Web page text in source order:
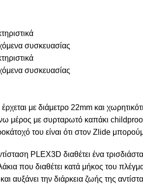
συσκευασίας
συσκευασίας
με διάμετρο 22mm και
μέρος με συρταρωτό καπάκι
του είναι ότι στον Zlide
PLEX3D διαθέτει ένα
που διαθέτει κατά μήκος του
αυξάνει την διάρκεια ζωής της